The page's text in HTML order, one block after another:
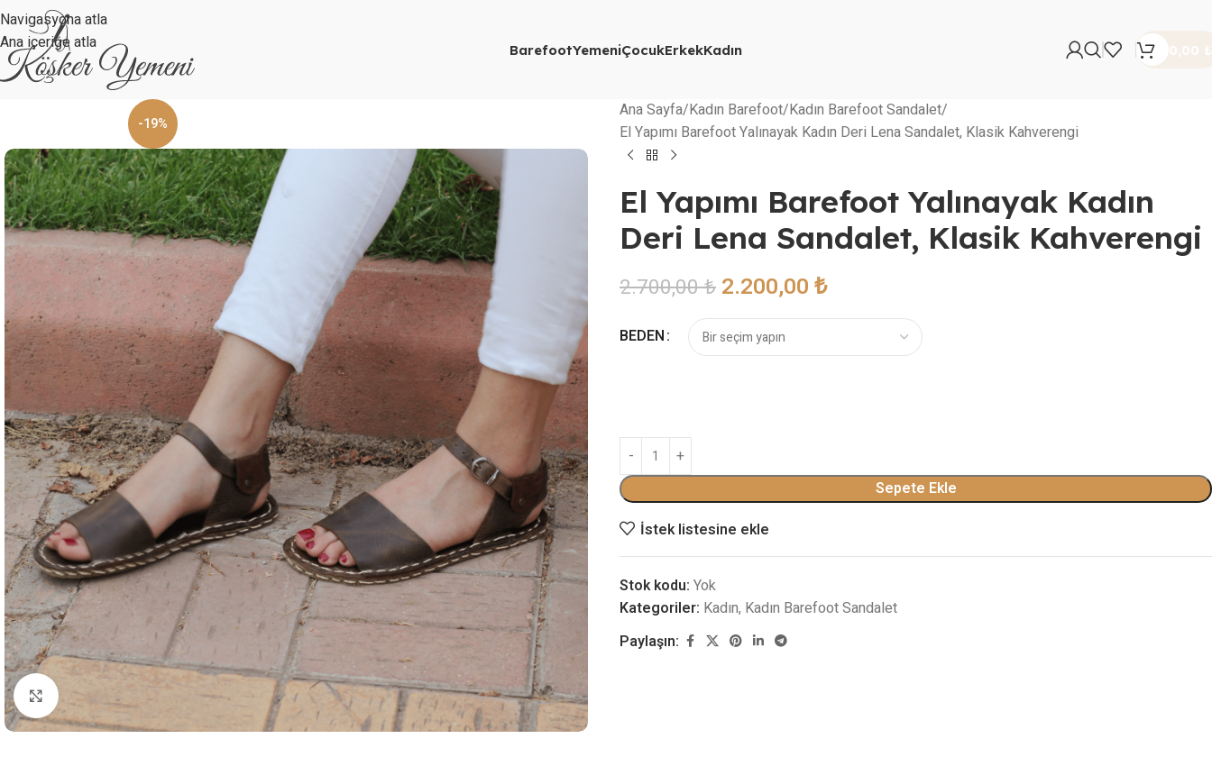
Navigasyona atla
Ana içeriğe atla
BarefootYemeniÇocukErkekKadın
-19%
Resmi büyütmek için tıklayın
Ana Sayfa Kadın Barefoot Kadın Barefoot Sandalet
El Yapımı Barefoot Yalınayak Kadın Deri Lena Sandalet, Klasik Kahverengi
El Yapımı Barefoot Yalınayak Kadın
Deri Lena Sandalet, Klasik Kahverengi
2.700,00₺ 2.200,00₺
BEDEN
Sepete Ekle
İstek listesine ekle
Stok kodu: Yok
Kategoriler: Kadın, Kadın Barefoot Sandalet
Paylaşın: